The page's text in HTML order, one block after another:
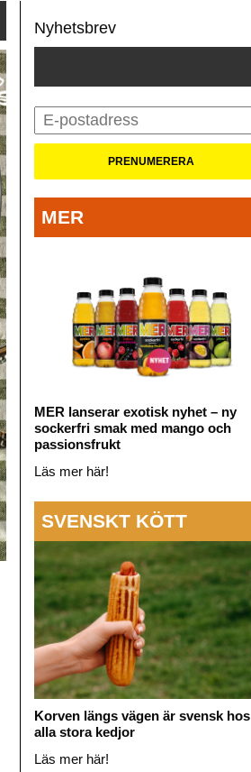
Nyhetsbrev
MER
MER lanserar exotisk nyhet – ny
sockerfri smak med mango och
passionsfrukt
Läs mer här!
SVENSKT KÖTT
Korven längs vägen är svensk hos
alla stora kedjor
Läs mer här!